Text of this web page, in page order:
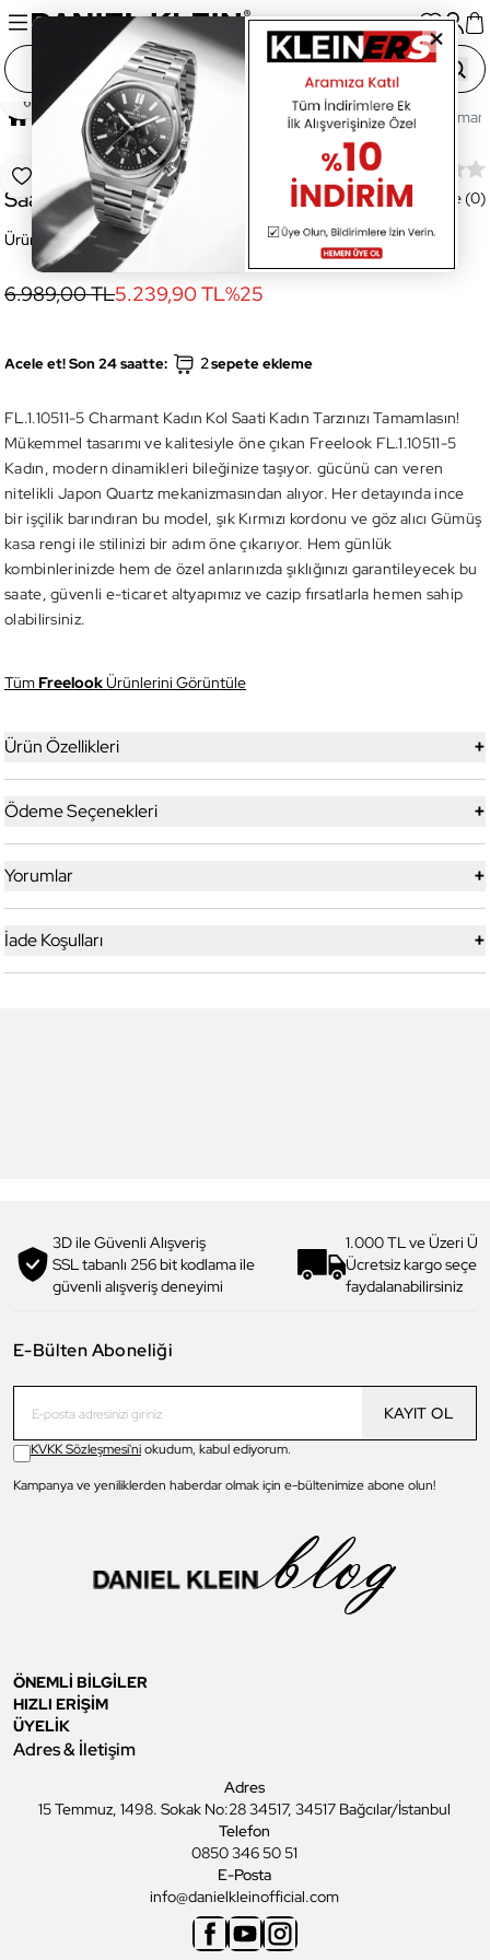
Ana Sayfa Saatler Kadın Saat FL.1.10511-5
Favoriye Ekle
Paylaş
FL.1.10511-5 Charmant Kadın Kol
Saati
Ürün Kodu:FL.1.10511-5
Değerlendirme (0)
6.989,00 TL5.239,90 TL%25
Acele et! Son 24 saatte: 2sepete ekleme
FL.1.10511-5 Charmant Kadın Kol Saati Kadın Tarzınızı Tamamlasın!
Mükemmel tasarımı ve kalitesiyle öne çıkan Freelook FL.1.10511-5
Kadın, modern dinamikleri bileğinize taşıyor. gücünü can veren
nitelikli Japon Quartz mekanizmasından alıyor. Her detayında ince
bir işçilik barındıran bu model, şık Kırmızı kordonu ve göz alıcı Gümüş
kasa rengi ile stilinizi bir adım öne çıkarıyor. Hem günlük
kombinlerinizde hem de özel anlarınızda şıklığınızı garantileyecek bu
saate, güvenli e-ticaret altyapımız ve cazip fırsatlarla hemen sahip
olabilirsiniz.
TümFreelookÜrünlerini Görüntüle
Ürün Özellikleri +
Ödeme Seçenekleri +
Yorumlar +
İade Koşulları +
3D ile Güvenli Alışveriş
SSL tabanlı 256 bit kodlama ile
güvenli alışveriş deneyimi
1.000 TL ve Üzeri
Ücretsiz kargo
faydalanabilirsiniz
E-Bülten Aboneliği
KAYIT OL
KVKK Sözleşmesi'niokudum, kabul ediyorum.
Kampanya ve yeniliklerden haberdar olmak için e-bültenimize abone olun!
ÖNEMLİ BİLGİLER
HIZLI ERİŞİM
ÜYELİK
Adres & İletişim
Adres
15 Temmuz, 1498. Sokak No:28 34517, 34517 Bağcılar/İstanbul
Telefon
0850 346 50 51
E-Posta
info@danielkleinofficial.com
Facebook
YoutubeInstagram